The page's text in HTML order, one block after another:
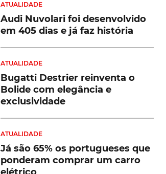
ATUALIDADE
Audi Nuvolari foi desenvolvido
em 405 dias e já faz história
ATUALIDADE
Bugatti Destrier reinventa o
Bolide com elegância e
exclusividade
ATUALIDADE
Já são 65% os portugueses que
ponderam comprar um carro